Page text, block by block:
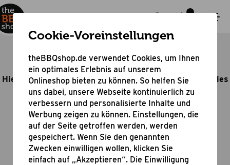
FAQ für Grillfans
Hier erhältst du Antworten zu unseren Grillgeräten, alles
rund um den Shop und unserem Service
Webshop
Du hast Fragen zu Bestellung, Versand,
Bezahlung usw.?
Cookie-Voreinstellungen
theBBQshop.de verwendet Cookies, um Ihnen
ein optimales Erlebnis auf unserem
Onlineshop bieten zu können. So helfen Sie
uns dabei, unsere Webseite kontinuierlich zu
verbessern und personalisierte Inhalte und
Werbung zeigen zu können. Einstellungen, die
auf der Seite getroffen werden, werden
gespeichert. Wenn Sie den genannten
Zwecken einwilligen wollen, klicken Sie
einfach auf „Akzeptieren“. Die Einwilligung